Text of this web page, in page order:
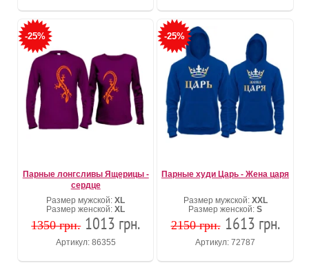
-25%
Парные лонгсливы Ящерицы -
сердце
Размер мужской:XL
Размер женской:XL
1350 грн. 1013 грн.
Артикул: 86355
-25%
Парные худи Царь - Жена царя
Размер мужской: XXL
Размер женской: S
2150 грн. 1613 грн.
Артикул: 72787